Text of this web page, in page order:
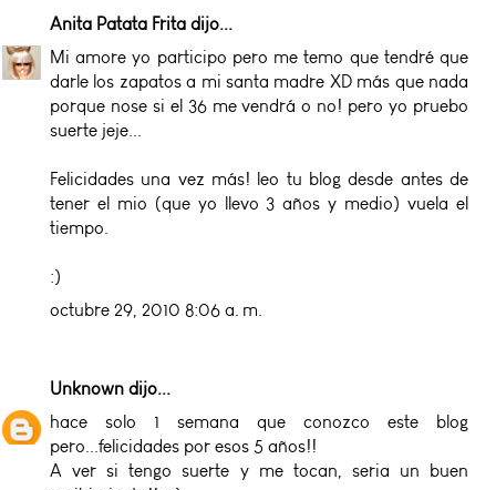
Anita Patata Frita dijo...
Mi amore yo participo pero me temo que tendré que
darle los zapatos a mi santa madre XD más que nada
porque nose si el 36 me vendrá o no! pero yo pruebo
suerte jeje...
Felicidades una vez más! leo tu blog desde antes de
tener el mio (que yo llevo 3 años y medio) vuela el
tiempo.
:)
octubre 29, 2010 8:06 a. m.
Unknown dijo...
hace solo 1 semana que conozco este blog
pero...felicidades por esos 5 años!!
A ver si tengo suerte y me tocan, seria un buen